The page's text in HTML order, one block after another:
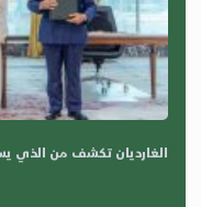
الغارديان تكشف من الذي